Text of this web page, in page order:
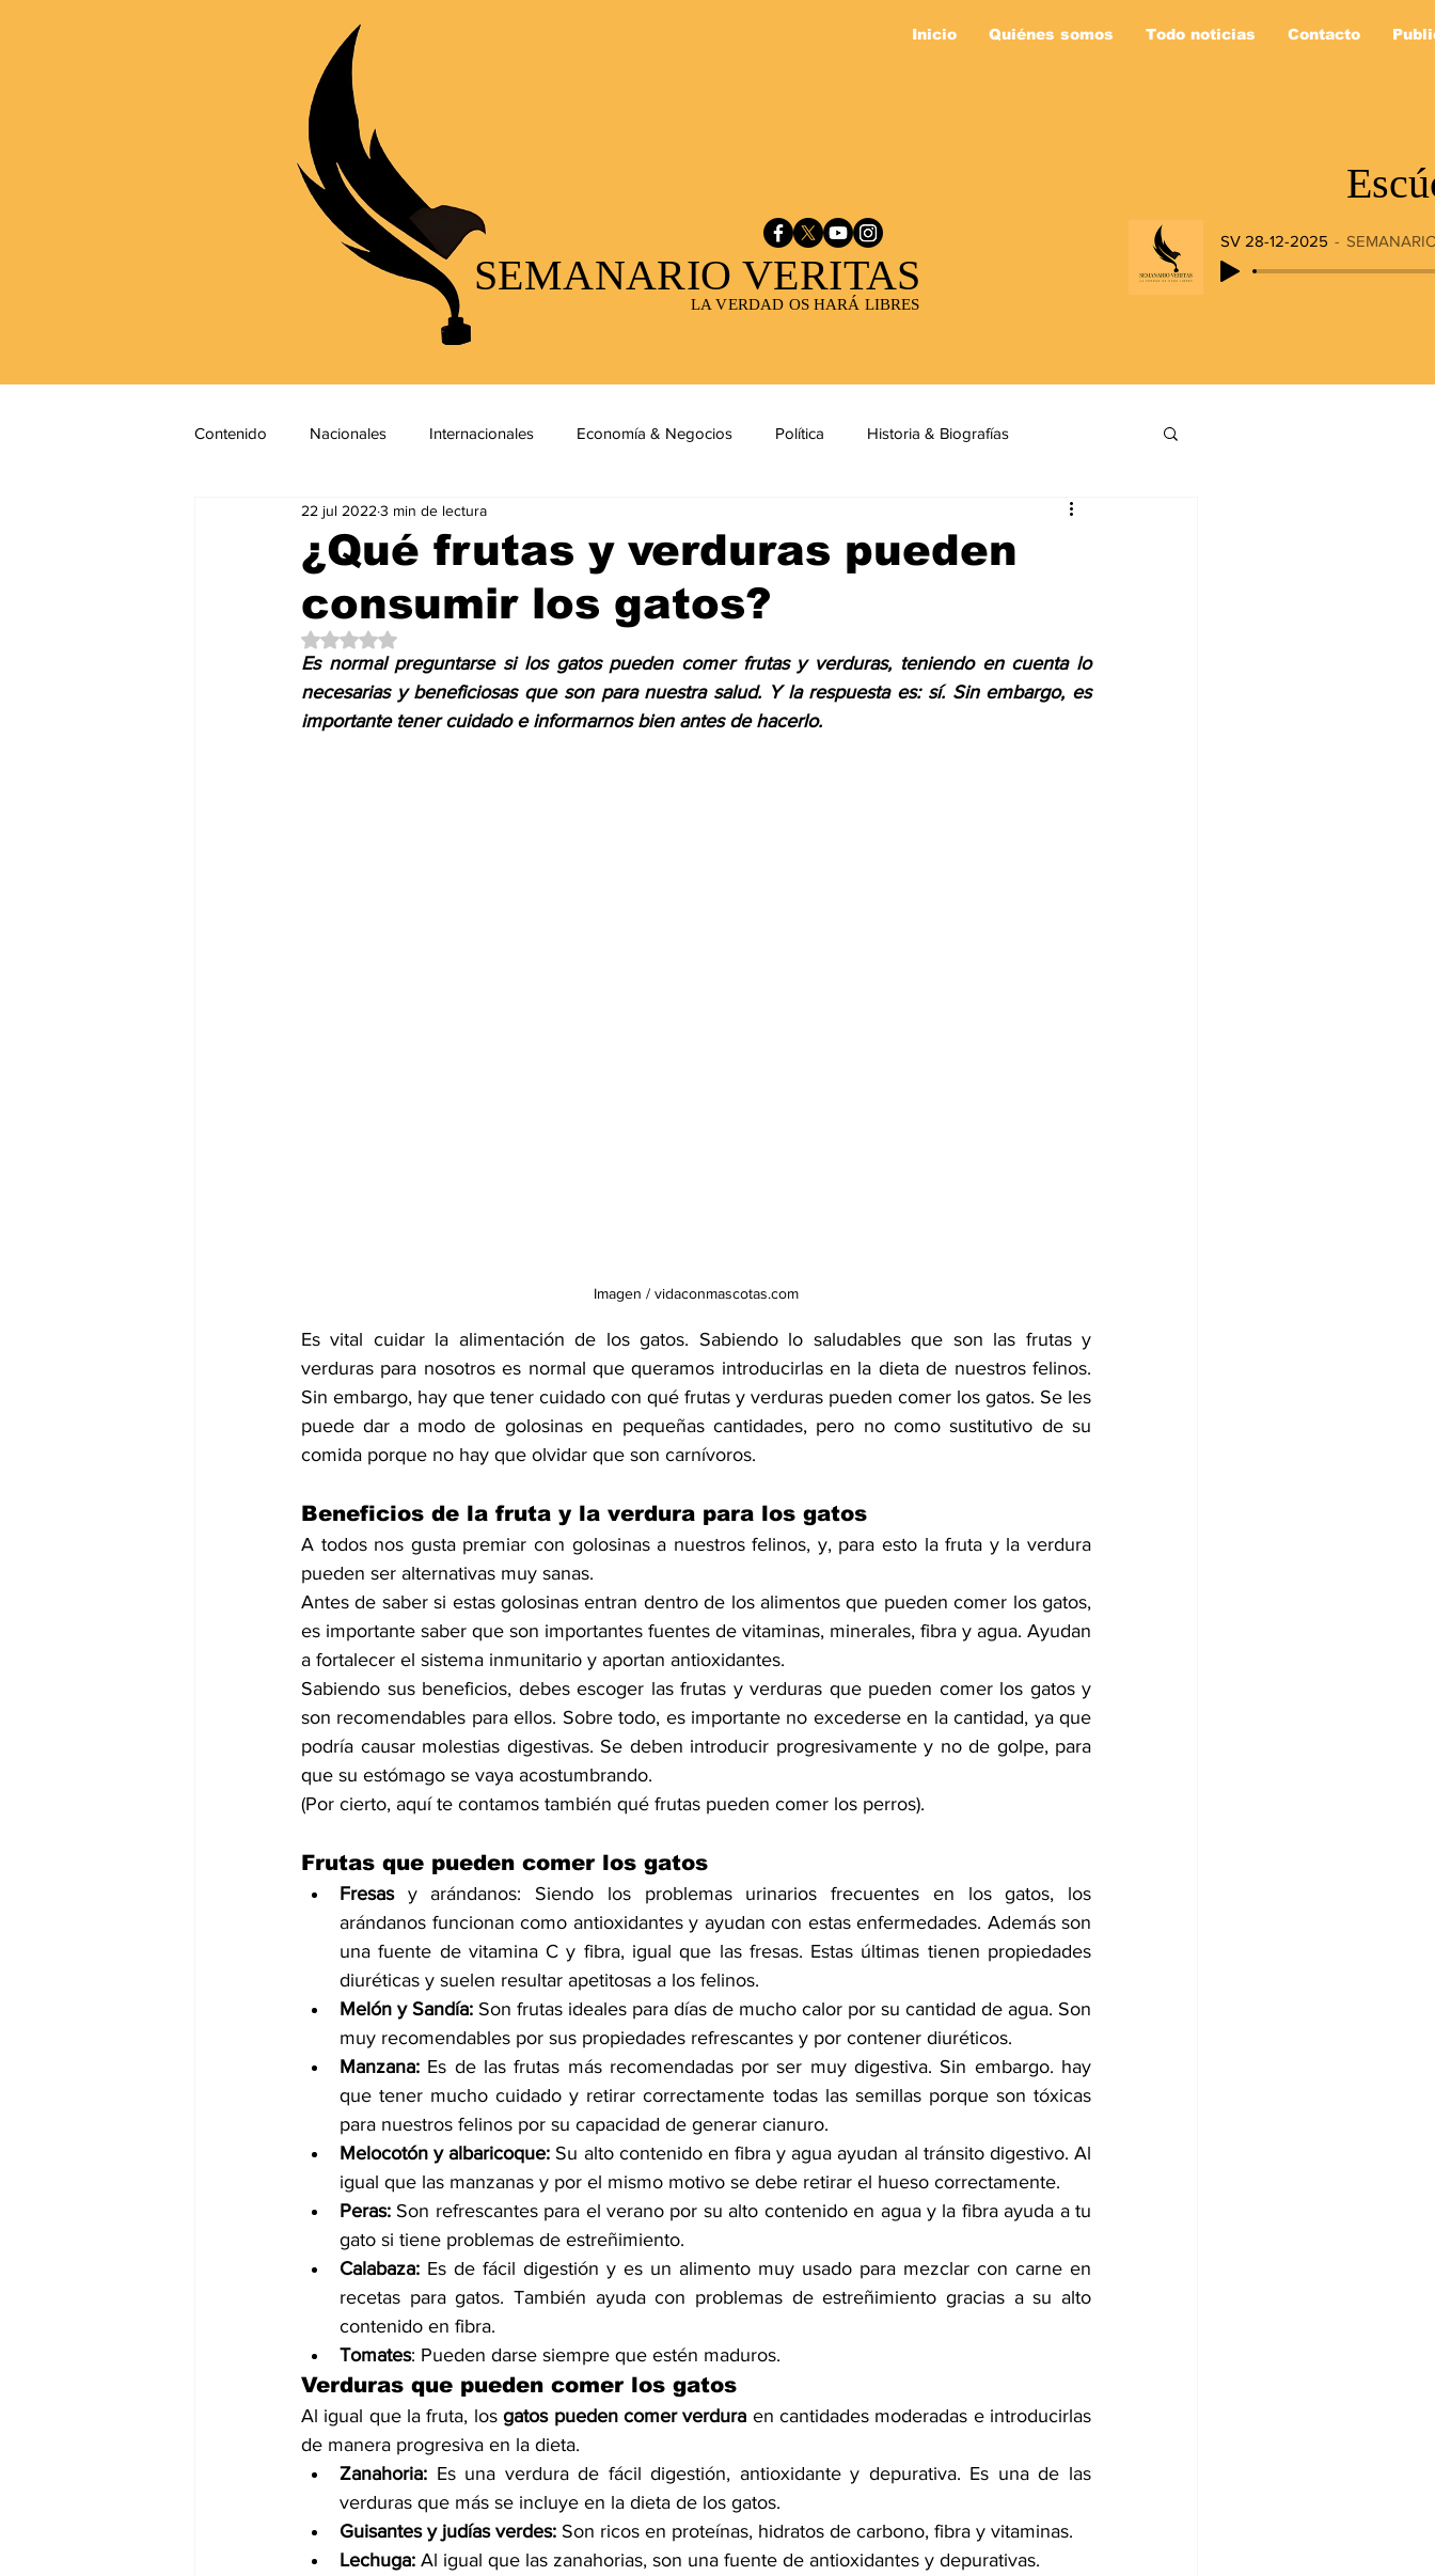
Inicio Quiénes somos Todo noticias Contacto
LA VERDAD OS HARÁ LIBRES
SEMANARIO VERITAS
SV 28-12-2025
Contenido Nacionales Internacionales Economía & Negocios Política Historia & Biografías
Salud & Bienestar Editorial
Mundo Gastronómico Mundo Animal Arte & Cultura Deportes
¿Qué frutas y verduras pueden
consumir los gatos?
22 jul 2022 3 min de lectura
Obtuvo NaN de 5 estrellas.
Es normal preguntarse si los gatos pueden comer frutas y verduras, teniendo en cuenta lo
necesarias y beneficiosas que son para nuestra salud. Y la respuesta es: sí. Sin embargo, es
importante tener cuidado e informarnos bien antes de hacerlo.
Imagen / vidaconmascotas.com
Es vital cuidar la alimentación de los gatos. Sabiendo lo saludables que son las frutas y
verduras para nosotros es normal que queramos introducirlas en la dieta de nuestros felinos.
Sin embargo, hay que tener cuidado con qué frutas y verduras pueden comer los gatos. Se les
puede dar a modo de golosinas en pequeñas cantidades, pero no como sustitutivo de su
comida porque no hay que olvidar que son carnívoros.
Beneficios de la fruta y la verdura para los gatos
A todos nos gusta premiar con golosinas a nuestros felinos, y, para esto la fruta y la verdura
pueden ser alternativas muy sanas.
Antes de saber si estas golosinas entran dentro de los alimentos que pueden comer los gatos,
es importante saber que son importantes fuentes de vitaminas, minerales, fibra y agua. Ayudan
a fortalecer el sistema inmunitario y aportan antioxidantes.
Sabiendo sus beneficios, debes escoger las frutas y verduras que pueden comer los gatos y
son recomendables para ellos. Sobre todo, es importante no excederse en la cantidad, ya que
podría causar molestias digestivas. Se deben introducir progresivamente y no de golpe, para
que su estómago se vaya acostumbrando.
(Por cierto, aquí te contamos también qué frutas pueden comer los perros).
Frutas que pueden comer los gatos
Fresas y arándanos: Siendo los problemas urinarios frecuentes en los gatos, los
arándanos funcionan como antioxidantes y ayudan con estas enfermedades. Además son
una fuente de vitamina C y fibra, igual que las fresas. Estas últimas tienen propiedades
diuréticas y suelen resultar apetitosas a los felinos.
Melón y Sandía: Son frutas ideales para días de mucho calor por su cantidad de agua. Son
muy recomendables por sus propiedades refrescantes y por contener diuréticos.
Manzana: Es de las frutas más recomendadas por ser muy digestiva. Sin embargo. hay
que tener mucho cuidado y retirar correctamente todas las semillas porque son tóxicas
para nuestros felinos por su capacidad de generar cianuro.
Melocotón y albaricoque: Su alto contenido en fibra y agua ayudan al tránsito digestivo. Al
igual que las manzanas y por el mismo motivo se debe retirar el hueso correctamente.
Peras: Son refrescantes para el verano por su alto contenido en agua y la fibra ayuda a tu
gato si tiene problemas de estreñimiento.
Calabaza: Es de fácil digestión y es un alimento muy usado para mezclar con carne en
recetas para gatos. También ayuda con problemas de estreñimiento gracias a su alto
contenido en fibra.
Tomates: Pueden darse siempre que estén maduros.
Verduras que pueden comer los gatos
Al igual que la fruta, los gatos pueden comer verdura en cantidades moderadas e introducirlas
de manera progresiva en la dieta.
Zanahoria: Es una verdura de fácil digestión, antioxidante y depurativa. Es una de las
verduras que más se incluye en la dieta de los gatos.
Guisantes y judías verdes: Son ricos en proteínas, hidratos de carbono, fibra y vitaminas.
Lechuga: Al igual que las zanahorias, son una fuente de antioxidantes y depurativas.